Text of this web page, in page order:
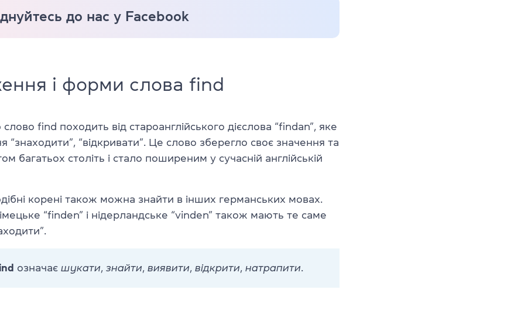
до нас у Facebook
і форми слова find
find походить від староанглійського дієслова “findan”, яке
“знаходити”, “відкривати”. Це слово зберегло своє значення та
багатьох століть і стало поширеним у сучасній англійській
корені також можна знайти в інших германських мовах.
“finden” і нідерландське “vinden” також мають те саме
означає шукати, знайти, виявити, відкрити, натрапити.